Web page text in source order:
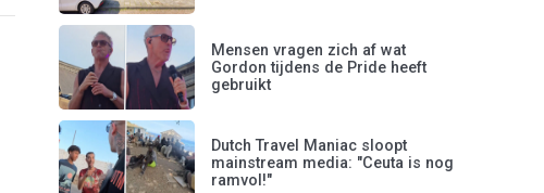
Mensen vragen zich af wat
Gordon tijdens de Pride heeft
gebruikt
Dutch Travel Maniac sloopt
mainstream media: "Ceuta is nog
ramvol!"